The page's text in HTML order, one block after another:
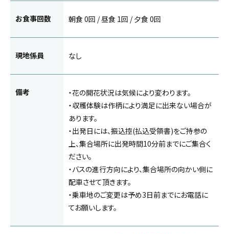
お食事回数 朝食 0回 / 昼食 1回 / 夕食 0回
現地係員 なし
備考
・花の開花状況は気候により変わります。
・収穫体験は作柄により満足に出来ない場合が
あります。
・出発日には、振込控(払込受領書)をご持参の
上、集合場所に出発時間10分前までにご集合く
ださい。
・バスの進行方向により、集合場所の向かい側に
配車させて頂きます。
・乗車地のご変更は予め3日前までにお電話に
てお願いします。